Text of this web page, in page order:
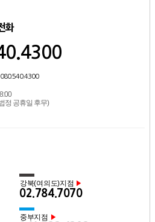
화
080.540.4300
정 공휴일 후무)
강북(여의도)지점 ▶
02.784.7070
중부지점 ▶